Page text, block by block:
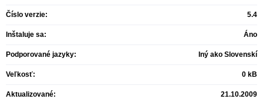
Číslo verzie: 5.4
Inštaluje sa: Áno
Podporované jazyky: Iný ako Slovenskí
Veľkosť: 0 kB
Aktualizované: 21.10.2009